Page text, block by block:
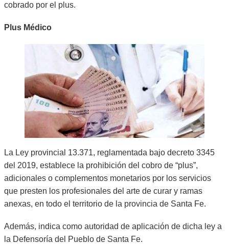
cobrado por el plus.
Plus Médico
La Ley provincial 13.371, reglamentada bajo decreto 3345
del 2019, establece la prohibición del cobro de “plus”,
adicionales o complementos monetarios por los servicios
que presten los profesionales del arte de curar y ramas
anexas, en todo el territorio de la provincia de Santa Fe.
Además, indica como autoridad de aplicación de dicha ley a
la Defensoría del Pueblo de Santa Fe.